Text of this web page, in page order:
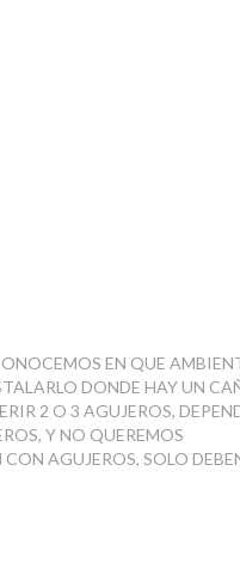
EN QUE
DONDE HAY UN
2 O 3 AGUJEROS,
Y NO QUEREMOS
AGUJEROS, SOLO